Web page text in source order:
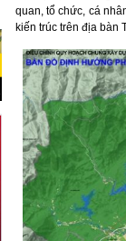
quan, tổ chức, cá
kiến trúc trên địa bàn